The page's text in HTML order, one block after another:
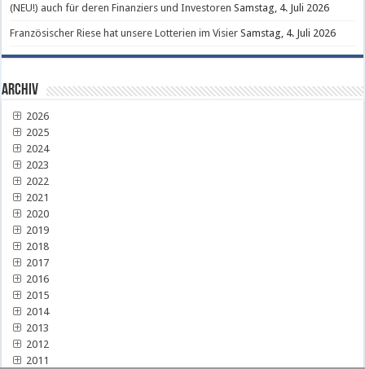
(NEU!) auch für deren Finanziers und Investoren Samstag, 4. Juli 2026
Französischer Riese hat unsere Lotterien im Visier Samstag, 4. Juli 2026
Archiv
2026
2025
2024
2023
2022
2021
2020
2019
2018
2017
2016
2015
2014
2013
2012
2011